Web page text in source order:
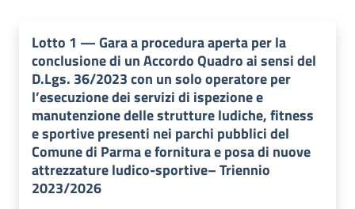
Lotto 1 —Gara a procedura aperta per la
conclusione di un Accordo Quadro ai sensi del
D.Lgs. 36/2023 con un solo operatore per
l’esecuzione dei servizi di ispezione e
manutenzione delle strutture ludiche, fitness
e sportive presenti nei parchi pubblici del
Comune di Parma e fornitura e posa di nuove
attrezzature ludico-sportive– Triennio
2023/2026